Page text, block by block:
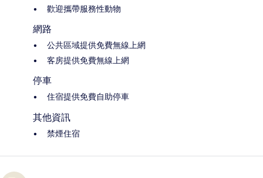
歡迎攜帶服務性動物
網路
公共區域提供免費無線上網
客房提供免費無線上網
停車
住宿提供免費自助停車
其他資訊
禁煙住宿